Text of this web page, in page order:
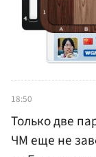
18:50
Только две
ЧМ еще не